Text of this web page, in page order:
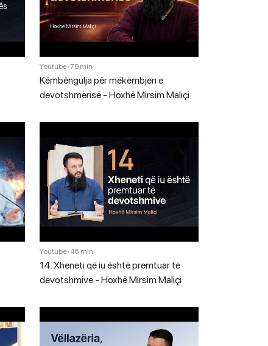
Youtube•79 min
Këmbëngulja për mëkëmbjen e
devotshmërisë - Hoxhë Mirsim Maliçi
Youtube• 46 min
14. Xheneti që iu është premtuar të
devotshmive - Hoxhë Mirsim Maliçi